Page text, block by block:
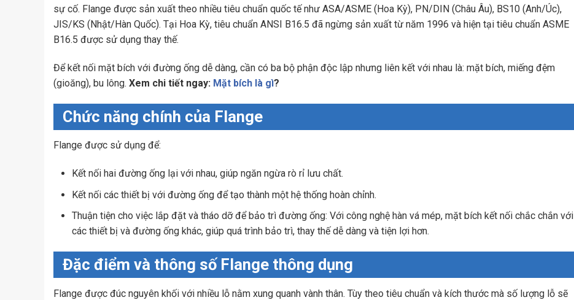
sự cố. Flange được sản xuất theo nhiều tiêu chuẩn quốc tế như ASA/ASME (Hoa Kỳ), PN/DIN (Châu Âu), BS10 (Anh/Úc),
JIS/KS (Nhật/Hàn Quốc). Tại Hoa Kỳ, tiêu chuẩn ANSI B16.5 đã ngừng sản xuất từ năm 1996 và hiện tại tiêu chuẩn ASME
B16.5 được sử dụng thay thế.
Để kết nối mặt bích với đường ống dễ dàng, cần có ba bộ phận độc lập nhưng liên kết với nhau là: mặt bích, miếng đệm
(gioăng), bu lông. Xem chi tiết ngay: Mặt bích là gì?
Chức năng chính của Flange
Flange được sử dụng để:
Kết nối hai đường ống lại với nhau, giúp ngăn ngừa rò rỉ lưu chất.
Kết nối các thiết bị với đường ống để tạo thành một hệ thống hoàn chỉnh.
Thuận tiện cho việc lắp đặt và tháo dỡ để bảo trì đường ống: Với công nghệ hàn vá mép, mặt bích kết nối chắc chắn với
các thiết bị và đường ống khác, giúp quá trình bảo trì, thay thế dễ dàng và tiện lợi hơn.
Đặc điểm và thông số Flange thông dụng
Flange được đúc nguyên khối với nhiều lỗ nằm xung quanh vành thân. Tùy theo tiêu chuẩn và kích thước mà số lượng lỗ sẽ